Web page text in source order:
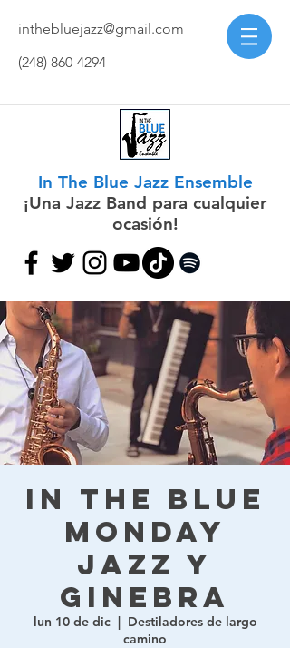
inthebluejazz@gmail.com
(248) 860-4294
In The Blue Jazz Ensemble
¡Una Jazz Band para cualquier
ocasión!
In The Blue
Monday
Jazz y
ginebra
lun 10 de dic
  |
Destiladores de largo
camino